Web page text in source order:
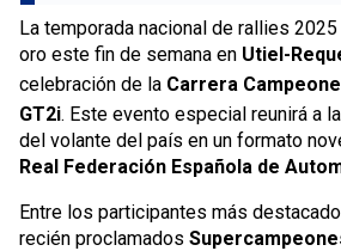
La temporada nacional de rallies
oro este fin de semana en Utiel-
celebración de la Carrera
GT2i. Este evento especial reunirá a
del volante del país en un formato
Real Federación Española de
Entre los participantes más
recién proclamados